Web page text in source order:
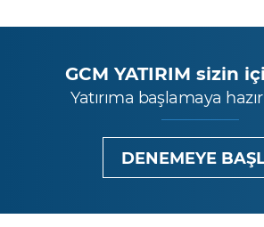
GCM YATIRIM sizin
Yatırıma başlamaya hazır
DENEMEYE